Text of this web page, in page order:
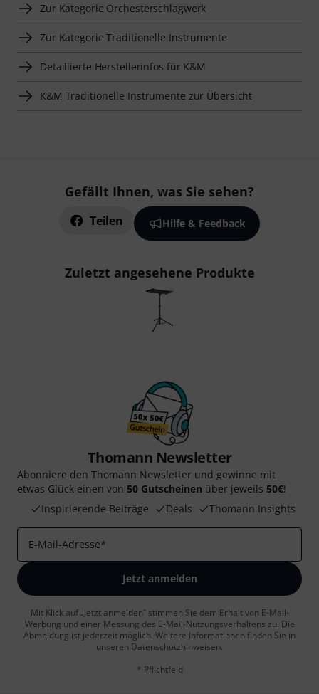
Zur Kategorie Orchesterschlagwerk
Zur Kategorie Traditionelle Instrumente
Detaillierte Herstellerinfos für K&M
K&M Traditionelle Instrumente zur Übersicht
Gefällt Ihnen, was Sie sehen?
Teilen Hilfe & Feedback
Zuletzt angesehene Produkte
Thomann Newsletter
Abonniere den Thomann Newsletter und gewinne mit
etwas Glück einen von 50 Gutscheinen über jeweils 50€!
Inspirierende Beiträge
Deals Thomann Insights
E-Mail-Adresse*
Jetzt anmelden
Mit Klick auf „Jetzt anmelden“ stimmen Sie dem Erhalt von E-Mail-
Werbung und einer Messung des E-Mail-Nutzungsverhaltens zu. Die
Abmeldung ist jederzeit möglich. Weitere Informationen finden Sie in
unseren Datenschutzhinweisen.
* Pflichtfeld